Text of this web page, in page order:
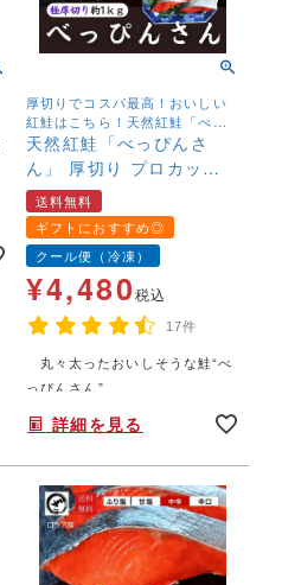
厚切りでコスパ最高！おいしい
紅鮭はこちら！天然紅鮭「べっ
ぴんさん」
天然紅鮭「べっぴんさ
ん」 厚切り プロカット
約1kg 送料無料 ロシア
産 塩鮭 新巻鮭 鮭好
き 鮭の贈り物
送料無料
ギフトにおすすめ◎
クール便（冷凍）
¥4,480税込
17件
丸々太ったおいしそうな鮭“べ
っぴんさん”
詳細を見る